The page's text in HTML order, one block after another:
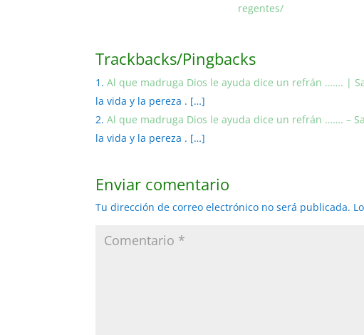
regentes/
Trackbacks/Pingbacks
Al que madruga Dios le ayuda dice un refrán ……. |
la vida y la pereza . […]
Al que madruga Dios le ayuda dice un refrán ……. –
la vida y la pereza . […]
Enviar comentario
Tu dirección de correo electrónico no será publicada.